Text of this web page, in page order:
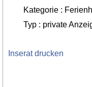
Kategorie :
Typ : private
Inserat drucken